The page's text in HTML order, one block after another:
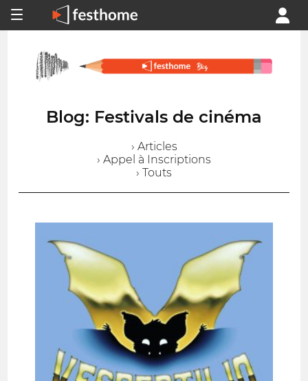
Blog: Festivals de cinéma
› Articles
› Appel à Inscriptions
› Touts